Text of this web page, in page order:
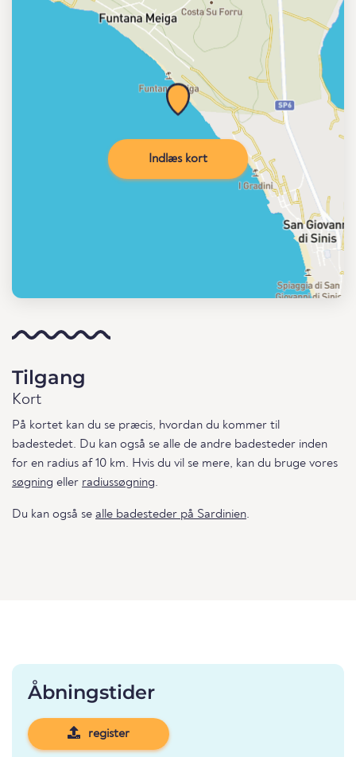
Indlæs kort
Tilgang
Kort
På kortet kan du se præcis, hvordan du kommer til
badestedet. Du kan også se alle de andre badesteder inden
for en radius af 10 km. Hvis du vil se mere, kan du bruge vores
søgning eller radiussøgning.
Du kan også se alle badesteder på Sardinien.
Åbningstider
register